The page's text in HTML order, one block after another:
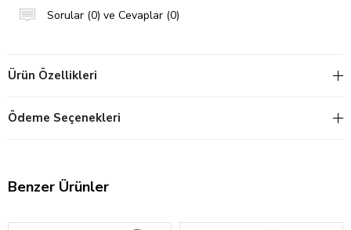
Sorular (0) ve Cevaplar (0)
Ürün Özellikleri
Ödeme Seçenekleri
Benzer Ürünler